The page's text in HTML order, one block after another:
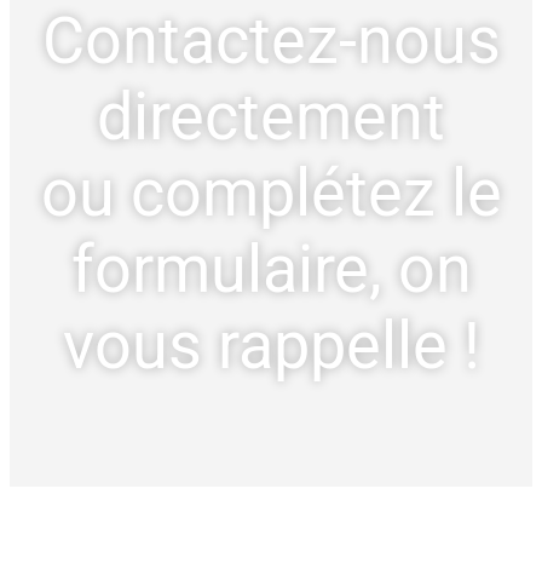
Contactez-nous
directement
ou complétez le
formulaire, on
vous rappelle !